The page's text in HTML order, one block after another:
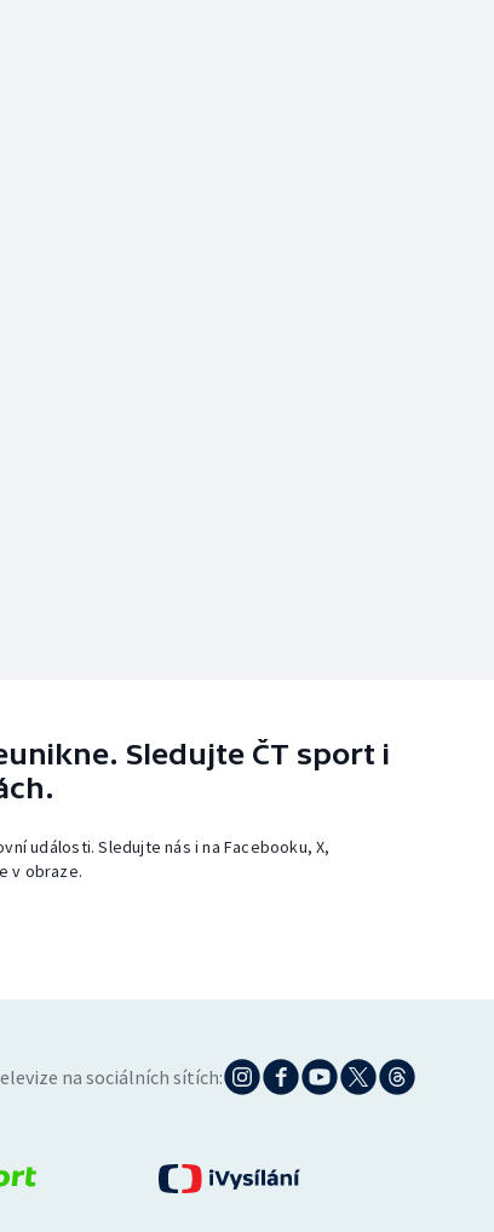
Sledujte ČT sport i
události. Sledujte nás i na Facebooku, X,
v obraze.
na sociálních sítích: